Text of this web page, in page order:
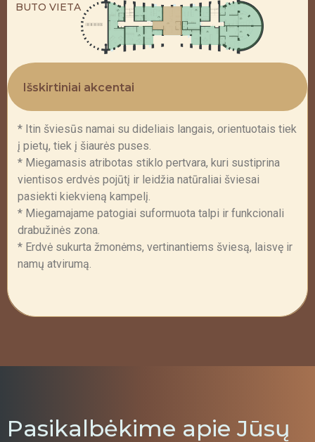
BUTO VIETA
Išskirtiniai akcentai
* Itin šviesūs namai su dideliais langais, orientuotais tiek
į pietų, tiek į šiaurės puses.
* Miegamasis atribotas stiklo pertvara, kuri sustiprina
vientisos erdvės pojūtį ir leidžia natūraliai šviesai
pasiekti kiekvieną kampelį.
* Miegamajame patogiai suformuota talpi ir funkcionali
drabužinės zona.
* Erdvė sukurta žmonėms, vertinantiems šviesą, laisvę ir
namų atvirumą.
Pasikalbėkime apie Jūsų